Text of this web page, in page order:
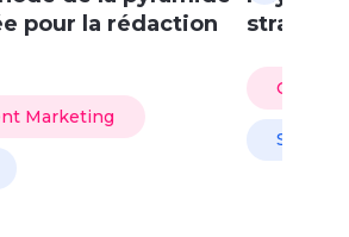
pour la rédaction
Marketing
SEO